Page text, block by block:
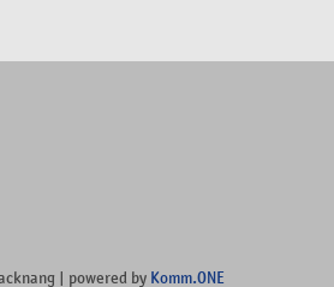
| powered by Komm.ONE